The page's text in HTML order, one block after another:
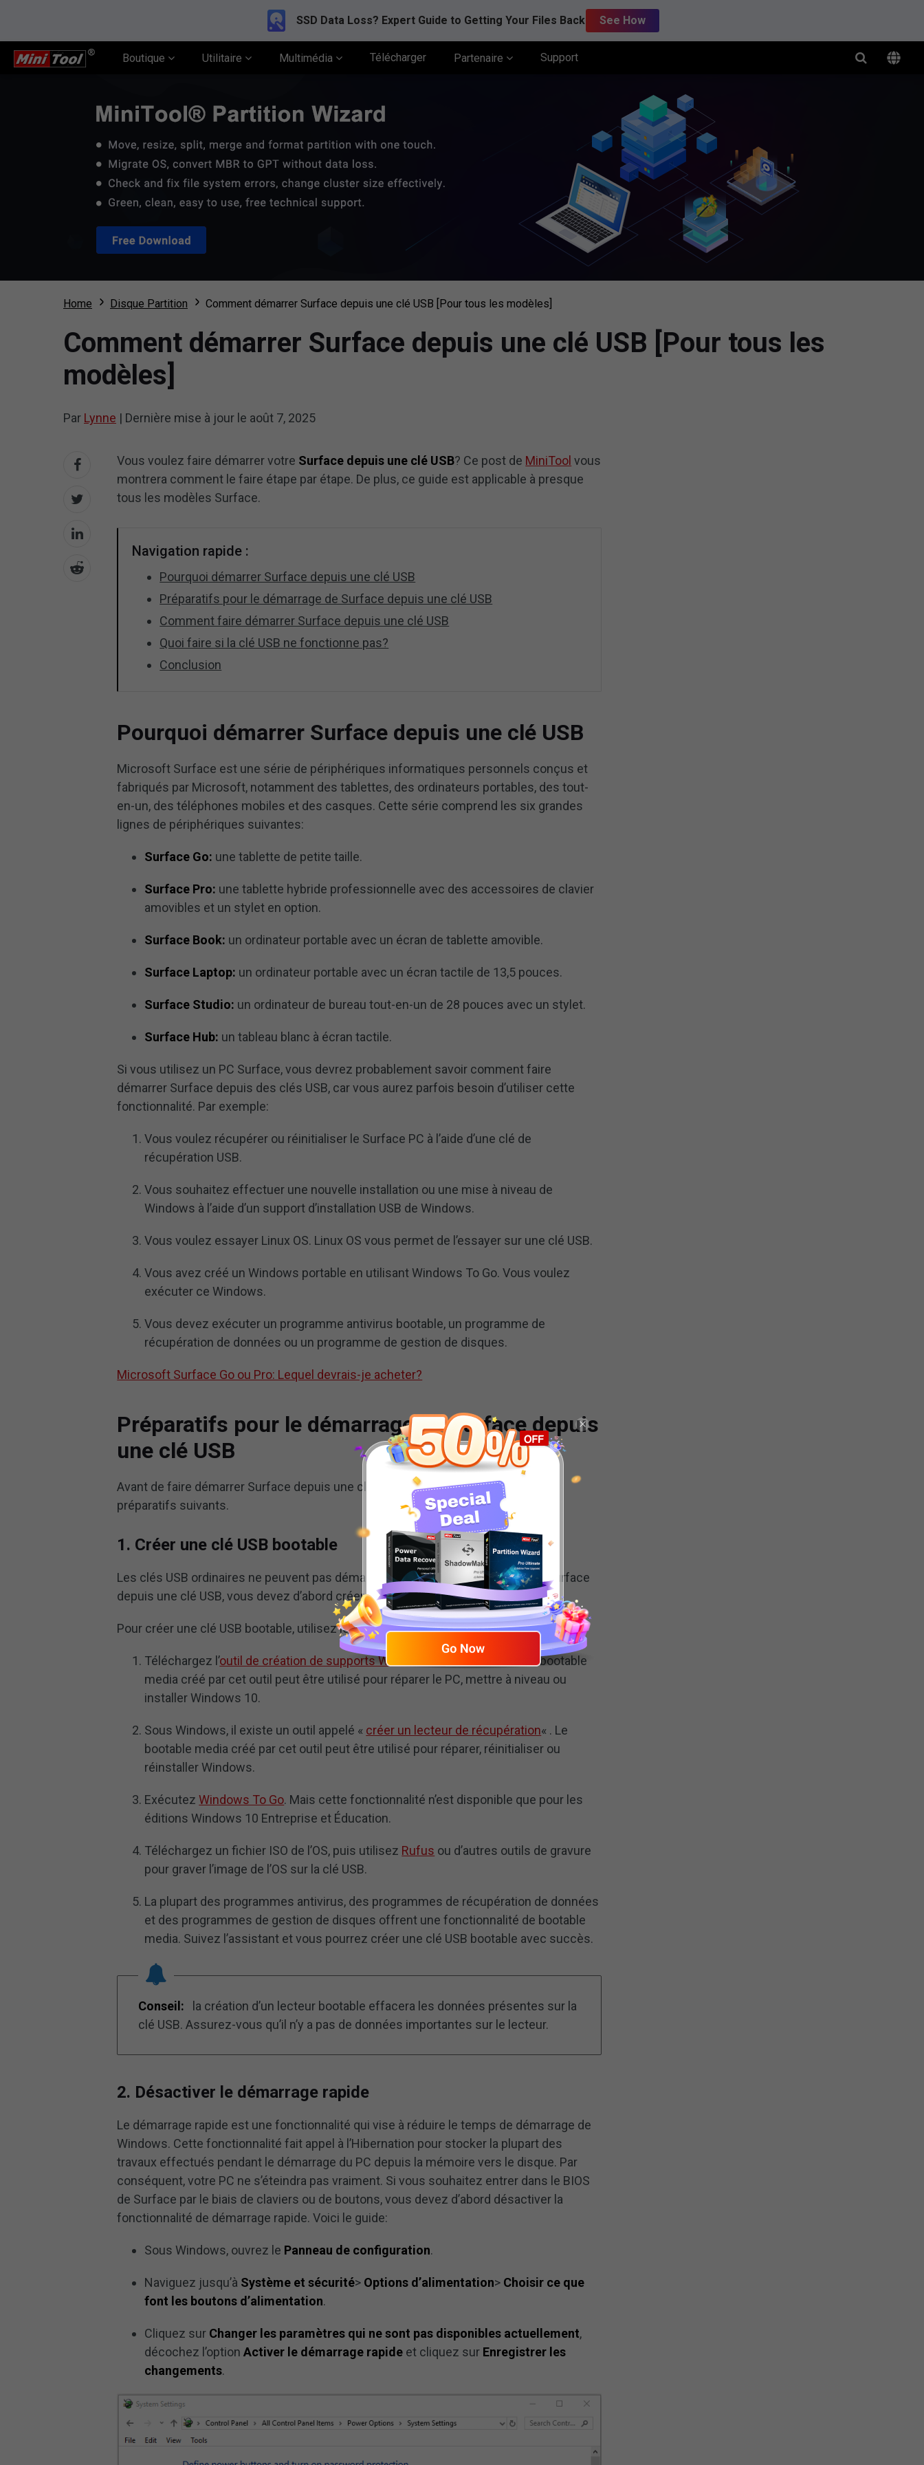
SSD Data Loss? Expert Guide to Getting Your Files Back See How
Boutique Utilitaire Multimédia Télécharger Partenaire Support
Home Disque Partition Comment démarrer Surface depuis une clé USB [Pour tous les modèles]
Comment démarrer Surface depuis une clé USB [Pour tous les
modèles]
Par Lynne | Dernière mise à jour le août 7, 2025
Vous voulez faire démarrer votre Surface depuis une clé USB? Ce post de MiniTool vous
montrera comment le faire étape par étape. De plus, ce guide est applicable à presque
tous les modèles Surface.
Navigation rapide :
Pourquoi démarrer Surface depuis une clé USB
Préparatifs pour le démarrage de Surface depuis une clé USB
Comment faire démarrer Surface depuis une clé USB
Quoi faire si la clé USB ne fonctionne pas?
Conclusion
Pourquoi démarrer Surface depuis une clé USB
Microsoft Surface est une série de périphériques informatiques personnels conçus et
fabriqués par Microsoft, notamment des tablettes, des ordinateurs portables, des tout-
en-un, des téléphones mobiles et des casques. Cette série comprend les six grandes
lignes de périphériques suivantes:
Surface Go: une tablette de petite taille.
Surface Pro: une tablette hybride professionnelle avec des accessoires de clavier
amovibles et un stylet en option.
Surface Book: un ordinateur portable avec un écran de tablette amovible.
Surface Laptop: un ordinateur portable avec un écran tactile de 13,5 pouces.
Surface Studio: un ordinateur de bureau tout-en-un de 28 pouces avec un stylet.
Surface Hub: un tableau blanc à écran tactile.
Si vous utilisez un PC Surface, vous devrez probablement savoir comment faire
démarrer Surface depuis des clés USB, car vous aurez parfois besoin d’utiliser cette
fonctionnalité. Par exemple:
Vous voulez récupérer ou réinitialiser le Surface PC à l’aide d’une clé de
récupération USB.
Vous souhaitez effectuer une nouvelle installation ou une mise à niveau de
Windows à l’aide d’un support d’installation USB de Windows.
Vous voulez essayer Linux OS. Linux OS vous permet de l’essayer sur une clé USB.
Vous avez créé un Windows portable en utilisant Windows To Go. Vous voulez
exécuter ce Windows.
Vous devez exécuter un programme antivirus bootable, un programme de
récupération de données ou un programme de gestion de disques.
Microsoft Surface Go ou Pro: Lequel devrais-je acheter?
Préparatifs pour le démarrage de Surface depuis
une clé USB
Avant de faire démarrer Surface depuis une clé USB, vous devez effectuer les
préparatifs suivants.
1. Créer une clé USB bootable
Les clés USB ordinaires ne peuvent pas démarrer un PC. Pour faire démarrer le Surface
depuis une clé USB, vous devez d’abord créer une clé USB bootable.
Pour créer une clé USB bootable, utilisez les méthodes suivantes:
Téléchargez l’outil de création de supports Windows 10
de Microsoft. Le bootable
media créé par cet outil peut être utilisé pour réparer le PC, mettre à niveau ou
installer Windows 10.
Sous Windows, il existe un outil appelé « créer un lecteur de récupération« . Le
bootable media créé par cet outil peut être utilisé pour réparer, réinitialiser ou
réinstaller Windows.
ExécutezWindows To Go. Mais cette fonctionnalité n’est disponible que pour les
éditions Windows 10 Entreprise et Éducation.
Téléchargez un fichier ISO de l’OS, puis utilisez Rufus ou d’autres outils de gravure
pour graver l’image de l’OS sur la clé USB.
La plupart des programmes antivirus, des programmes de récupération de données
et des programmes de gestion de disques offrent une fonctionnalité de bootable
media. Suivez l’assistant et vous pourrez créer une clé USB bootable avec succès.
Conseil:
la création d’un lecteur bootable effacera les données présentes sur la
clé USB. Assurez-vous qu’il n’y a pas de données importantes sur le lecteur.
2. Désactiver le démarrage rapide
Le démarrage rapide est une fonctionnalité qui vise à réduire le temps de démarrage de
Windows. Cette fonctionnalité fait appel à l’Hibernation pour stocker la plupart des
travaux effectués pendant le démarrage du PC depuis la mémoire vers le disque. Par
conséquent, votre PC ne s’éteindra pas vraiment. Si vous souhaitez entrer dans le BIOS
de Surface par le biais de claviers ou de boutons, vous devez d’abord désactiver la
fonctionnalité de démarrage rapide. Voici le guide:
Sous Windows, ouvrez le Panneau de configuration.
Naviguez jusqu’à Système et sécurité> Options d’alimentation> Choisir ce que
font les boutons d’alimentation.
Cliquez sur Changer les paramètres qui ne sont pas disponibles actuellement,
décochez l’optionActiver le démarrage rapide et cliquez sur Enregistrer les
changements.